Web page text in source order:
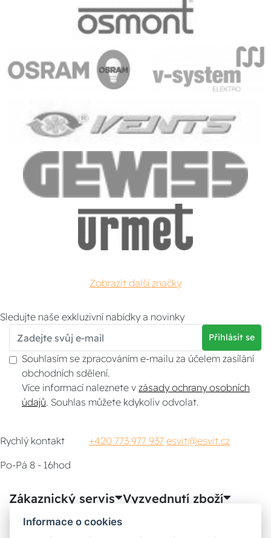
Zobrazit další značky
Sledujte naše exkluzivní nabídky a novinky
Přihlásit se
Souhlasím se zpracováním e-mailu za účelem zasílání
obchodních sdělení.
Více informací naleznete v zásady ochrany osobních
údajů . Souhlas můžete kdykoliv odvolat.
Rychlý kontakt +420 773 977 937 esvit@esvit.cz
Po-Pá 8 - 16hod
Zákaznický servis Vyzvednutí zboží
Informace o cookies